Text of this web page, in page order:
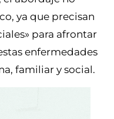
ya que precisan
para afrontar
enfermedades
familiar y social.